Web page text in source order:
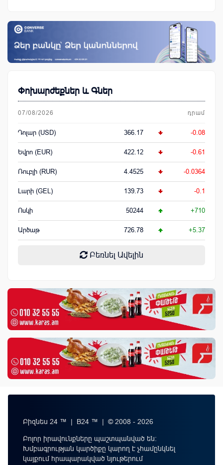
Փոխարժեքներ և Գներ
07/08/2026 դրամ
Դոլար (USD) 366.17 -0.08
Եվրո (EUR) 422.12 -0.61
Ռուբլի (RUR) 4.4525 -0.0364
Լարի (GEL) 139.73 -0.1
Ոսկի 50244 +710
Արծաթ 726.78 +5.37
Բեռնել Ավելին
Բիզնես 24 ™ | B24 ™ | © 2008 - 2026
Բոլոր իրավունքները պաշտպանված են:
Խմբագրության կարծիքը կարող է չհամընկնել
կայքում հրապարակված նյութերում